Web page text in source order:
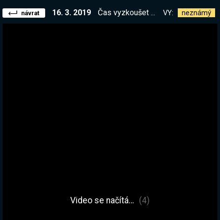
návrat 16. 3. 2019 Čas vyzkoušet nový update do Factoria! Na nějakou brutální obtížnost samozřejmě... :) VY: neznámý
Video se načítá… (4)